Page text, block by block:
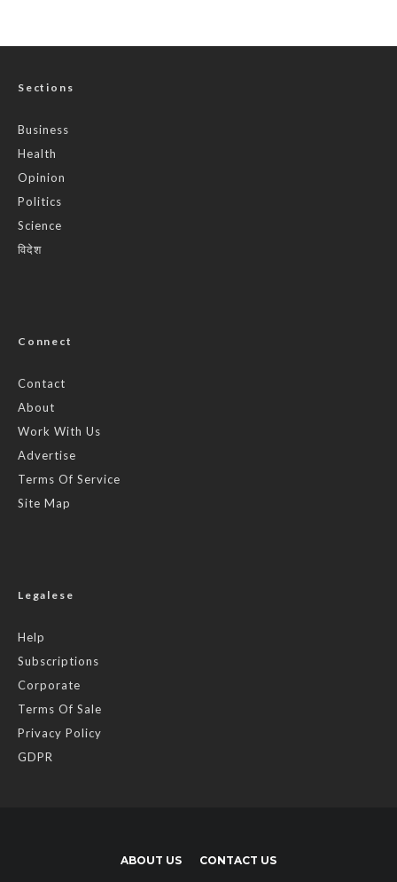
Sections
Business
Health
Opinion
Politics
Science
विदेश
Connect
Contact
About
Work With Us
Advertise
Terms Of Service
Site Map
Legalese
Help
Subscriptions
Corporate
Terms Of Sale
Privacy Policy
GDPR
ABOUT US CONTACT US